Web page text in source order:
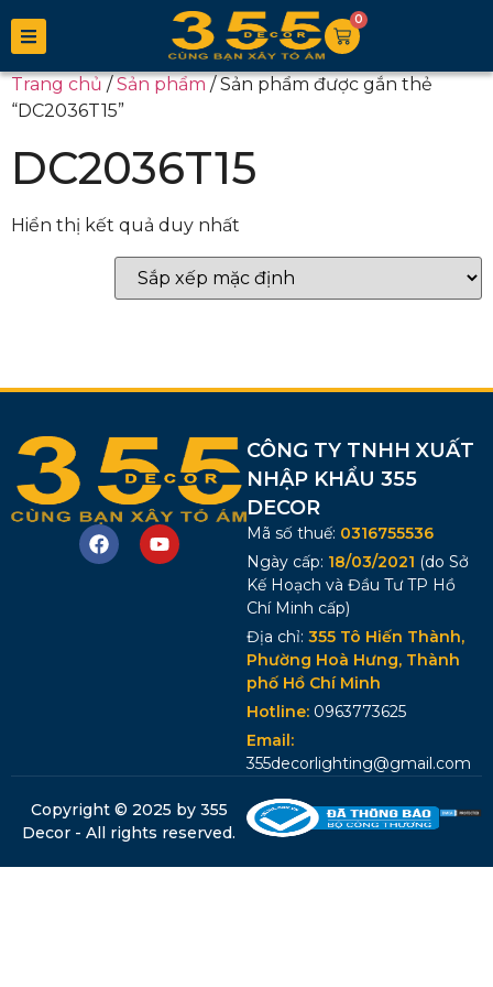
0
Trang chủ/Sản phẩm/ Sản phẩm được gắn thẻ
“DC2036T15”
DC2036T15
Hiển thị kết quả duy nhất
CÔNG TY TNHH XUẤT
NHẬP KHẨU 355
DECOR
Mã số thuế: 0316755536
Ngày cấp: 18/03/2021 (do Sở
Kế Hoạch và Đầu Tư TP Hồ
Chí Minh cấp)
Địa chỉ: 355 Tô Hiến Thành,
Phường Hoà Hưng, Thành
phố Hồ Chí Minh
Hotline: 0963773625
Email:
355decorlighting@gmail.com
Copyright © 2025 by 355
Decor - All rights reserved.